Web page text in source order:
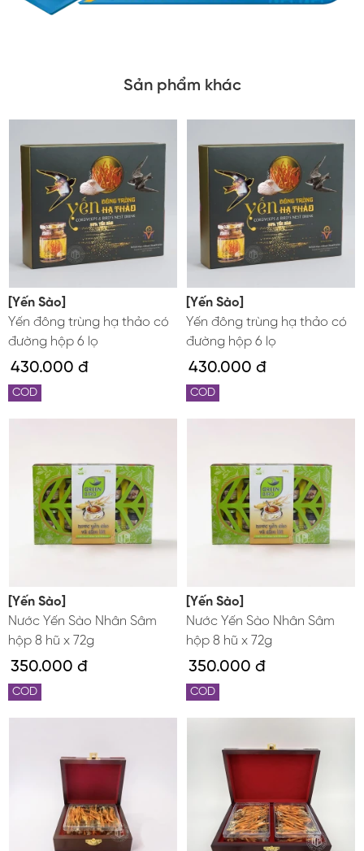
Sản phẩm khác
[Yến Sào]
Yến đông trùng hạ thảo có
đường hộp 6 lọ
430.000 đ
COD
[Yến Sào]
Yến đông trùng hạ thảo có
đường hộp 6 lọ
430.000 đ
COD
[Yến Sào]
Nước Yến Sào Nhân Sâm
hộp 8 hũ x 72g
350.000 đ
COD
[Yến Sào]
Nước Yến Sào Nhân Sâm
hộp 8 hũ x 72g
350.000 đ
COD